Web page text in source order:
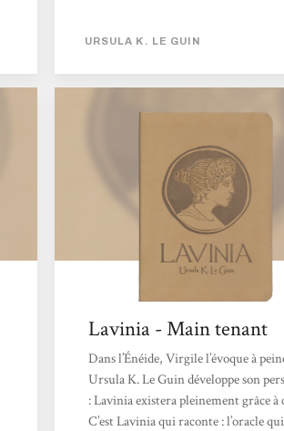
maladie, contre la folie de sa mère,
pour choisir elle-même chaque ligne
survivant troyen qui a jeté...
URSULA K. LE GUIN
Lavinia - Main tenant
Dans l’Énéide, Virgile l’évoque à
Ursula K. Le Guin développe son
: Lavinia existera pleinement grâce à
C’est Lavinia qui raconte : l’oracle qui